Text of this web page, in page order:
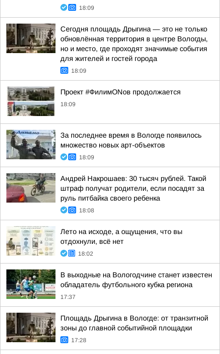
18:09
Сегодня площадь Дрыгина — это не только
обновлённая территория в центре Вологды,
но и место, где проходят значимые события
для жителей и гостей города
18:09
Проект #ФилимONов продолжается
18:09
За последнее время в Вологде появилось
множество новых арт-объектов
18:09
Андрей Накрошаев: 30 тысяч рублей. Такой
штраф получат родители, если посадят за
руль питбайка своего ребенка
18:08
Лето на исходе, а ощущения, что вы
отдохнули, всё нет
18:02
В выходные на Вологодчине станет известен
обладатель футбольного кубка региона
17:37
Площадь Дрыгина в Вологде: от транзитной
зоны до главной событийной площадки
17:28